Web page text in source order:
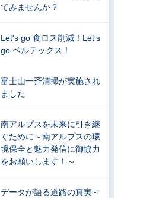
てみませんか？
Let's go 食ロス削減！Let's
go ベルテックス！
富士山一斉清掃が実施され
ました
南アルプスを未来に引き継
ぐために～南アルプスの環
境保全と魅力発信に御協力
をお願いします！～
データが語る道路の真実～